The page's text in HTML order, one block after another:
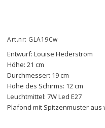
Art.nr: GLA19Cw
Entwurf: Louise Hederström
Höhe: 21 cm
Durchmesser: 19 cm
Höhe des Schirms: 12 cm
Leuchtmittel: 7W Led E27
Plafond mit Spitzenmuster aus